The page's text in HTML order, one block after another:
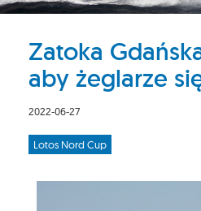
Zatoka
aby żeglarze
2022-06-27
Lotos Nord Cup